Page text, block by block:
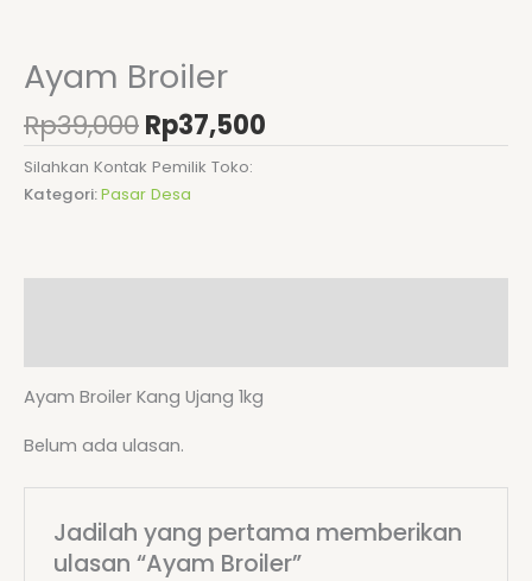
Ayam Broiler
Rp39,000Rp37,500
Silahkan Kontak Pemilik Toko:
Kategori:Pasar Desa
Ayam Broiler Kang Ujang 1kg
Belum ada ulasan.
Jadilah yang pertama memberikan
ulasan “Ayam Broiler”